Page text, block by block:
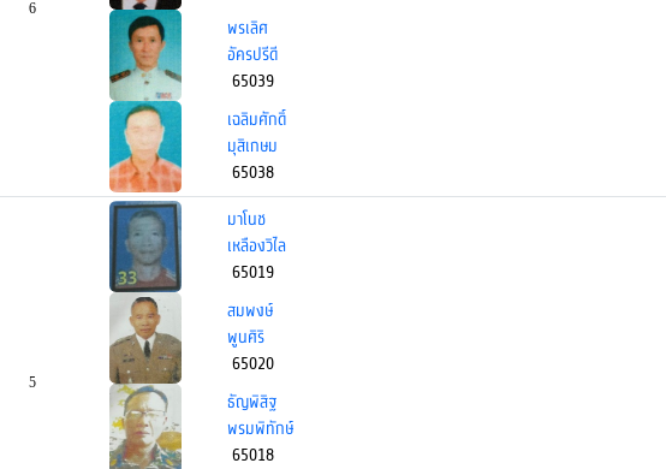
6
พรเลิศ
อัครปรีดี
65039
เฉลิมศักดิ์
มุสิเกษม
65038
5
มาโนช
เหลืองวิไล
65019
สมพงษ์
พูนศิริ
65020
ธัญพิสิฐ
พรมพิทักษ์
65018